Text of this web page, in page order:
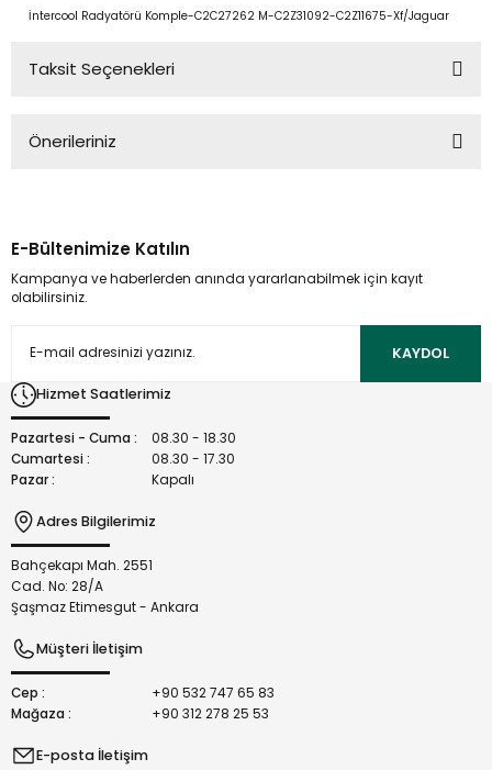
İntercool Radyatörü Komple-C2C27262 M-C2Z31092-C2Z11675-Xf/Jaguar
Taksit Seçenekleri
Önerileriniz
kullanarak tarafımıza iletebilirsiniz.
Görüş ve önerileriniz için teşekkür ederiz.
Ürün açıklamasında eksik bilgiler bulunuyor.
Bu ürüne benzer farklı alternatifler olmalı.
E-Bültenimize Katılın
Kampanya ve haberlerden anında yararlanabilmek için kayıt
olabilirsiniz.
KAYDOL
Hizmet Saatlerimiz
Pazartesi - Cuma :
08.30 - 18.30
Cumartesi :
08.30 - 17.30
Pazar :
Kapalı
Adres Bilgilerimiz
Bahçekapı Mah. 2551
Cad. No: 28/A
Şaşmaz Etimesgut - Ankara
Müşteri İletişim
Cep :
+90 532 747 65 83
Mağaza :
+90 312 278 25 53
E-posta İletişim